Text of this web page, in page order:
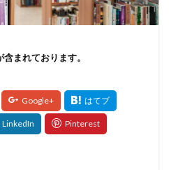
まれております。